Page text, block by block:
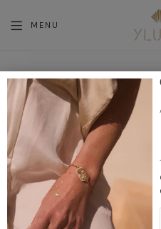
MENU
La boutique » Création bijoux »
Sautoir bohème Collier de